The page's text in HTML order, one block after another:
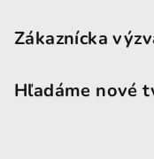
Zákaznícka
Hľadáme nové